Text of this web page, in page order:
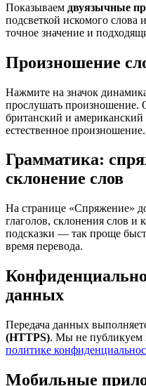
Показываем двуязычные
подсветкой искомого
точное значение и
Произношение
Нажмите на значок
прослушать произношение.
британский и американский
естественное произношение.
Грамматика:
склонение слов
На странице «Спряжение»
глаголов, склонения слов и
подсказки — так проще
время перевода.
данных
Передача данных
(HTTPS). Мы не публикуем
политике
Мобильные